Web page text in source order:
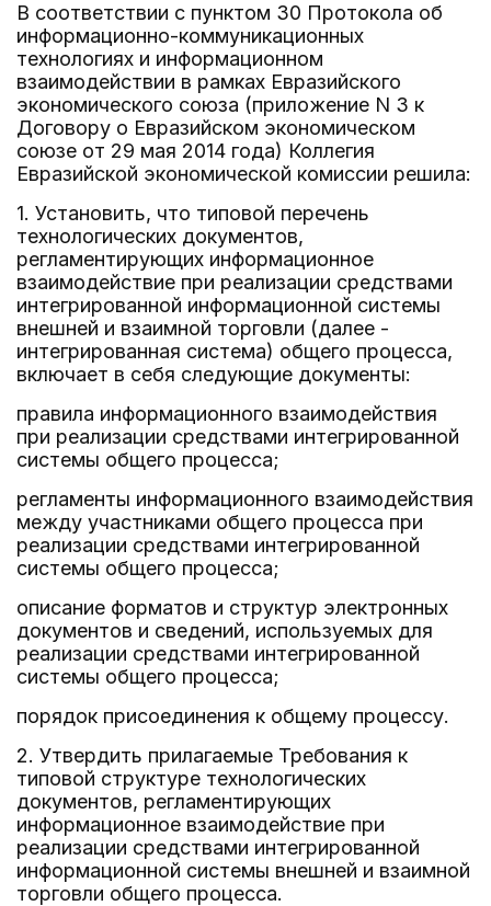
В соответствии с пунктом 30 Протокола об
информационно-коммуникационных
технологиях и информационном
взаимодействии в рамках Евразийского
экономического союза (приложение N 3 к
Договору о Евразийском экономическом
союзе от 29 мая 2014 года) Коллегия
Евразийской экономической комиссии решила:
1. Установить, что типовой перечень
технологических документов,
регламентирующих информационное
взаимодействие при реализации средствами
интегрированной информационной системы
внешней и взаимной торговли (далее -
интегрированная система) общего процесса,
включает в себя следующие документы:
правила информационного взаимодействия
при реализации средствами интегрированной
системы общего процесса;
регламенты информационного взаимодействия
между участниками общего процесса при
реализации средствами интегрированной
системы общего процесса;
описание форматов и структур электронных
документов и сведений, используемых для
реализации средствами интегрированной
системы общего процесса;
порядок присоединения к общему процессу.
2. Утвердить прилагаемые Требования к
типовой структуре технологических
документов, регламентирующих
информационное взаимодействие при
реализации средствами интегрированной
информационной системы внешней и взаимной
торговли общего процесса.